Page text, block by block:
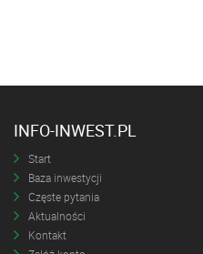
INFO-INWEST.PL
Start
Baza inwestycji
Częste pytania
Aktualności
Kontakt